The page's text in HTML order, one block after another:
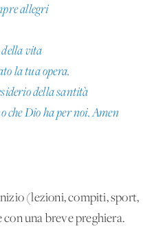
allegri
della vita
la tua opera.
della santità
che Dio ha per noi. Amen
(lezioni, compiti, sport,
una breve preghiera.